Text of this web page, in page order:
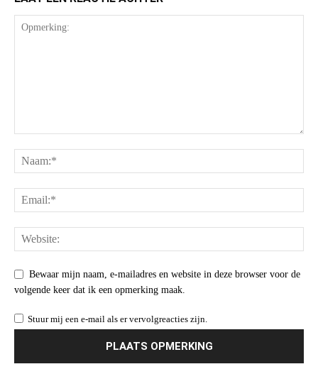
Bewaar mijn naam, e-mailadres en website in deze browser voor de
volgende keer dat ik een opmerking maak.
Stuur mij een e-mail als er vervolgreacties zijn.